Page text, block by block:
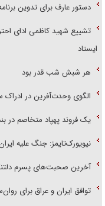
دستور عارف برای تدوین
تشییع شهید کاظمی ادای
ایستاد
هر شبش شب قدر بود
الگوی وحدت‌آفرین در
یک فروند پهپاد متخاصم در
نیویورک‌تایمز: جنگ علیه
آخرین صحبت‌های پسرم
توافق ایران و عراق برای